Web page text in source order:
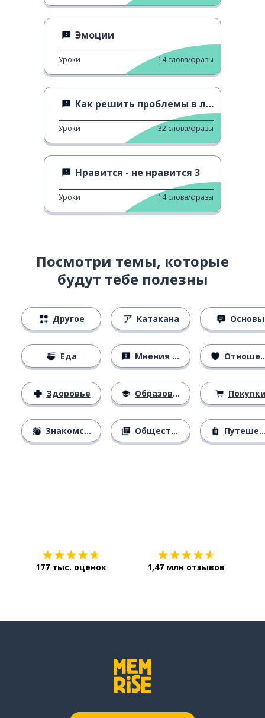
Эмоции
Уроки 14 слова/фразы
Как решить проблемы в любви
Уроки 32 слова/фразы
Нравится - не нравится 3
Уроки 14 слова/фразы
Посмотри темы, которые
будут тебе полезны
Другое
Еда
Здоровье
Знакомство
Катакана
Мнения и убеждения
Образование
Общество
Основы
Отношения
Путешествия
177 тыс. оценок 1,47 млн отзывов